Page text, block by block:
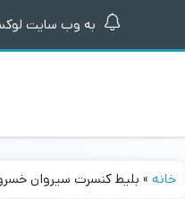
به وب سایت
خانه » بلیط کنسرت سیروان